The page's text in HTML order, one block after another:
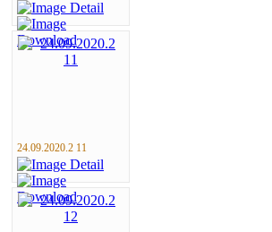
24.09.2020.2 11